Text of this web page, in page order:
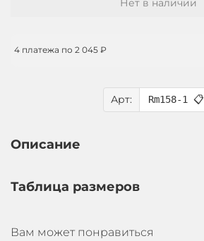
Арт: Rm158-1 📋
Нет в наличии
4 платежа по 2 045 ₽
Описание
Таблица размеров
Вам может понравиться